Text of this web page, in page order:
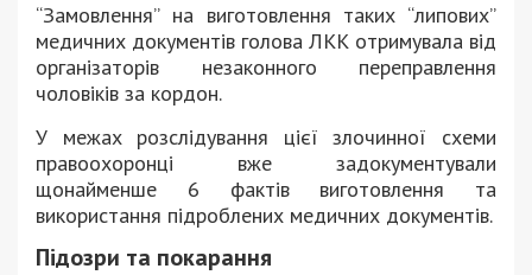
“Замовлення” на виготовлення таких “липових”
медичних документів голова ЛКК отримувала від
організаторів незаконного переправлення
чоловіків за кордон.
У межах розслідування цієї злочинної схеми
правоохоронці вже задокументували
щонайменше 6 фактів виготовлення та
використання підроблених медичних документів.
Підозри та покарання